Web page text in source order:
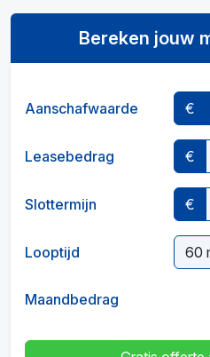
Bereken jouw
Aanschafwaarde €
Leasebedrag €
Slottermijn €
Looptijd
Maandbedrag